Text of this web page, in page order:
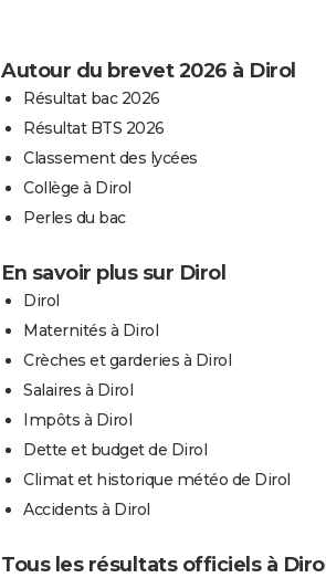
Autour du brevet 2026 à Dirol
Résultat bac 2026
Résultat BTS 2026
Classement des lycées
Collège à Dirol
Perles du bac
En savoir plus sur Dirol
Dirol
Maternités à Dirol
Crèches et garderies à Dirol
Salaires à Dirol
Impôts à Dirol
Dette et budget de Dirol
Climat et historique météo de Dirol
Accidents à Dirol
Tous les résultats officiels à Dirol